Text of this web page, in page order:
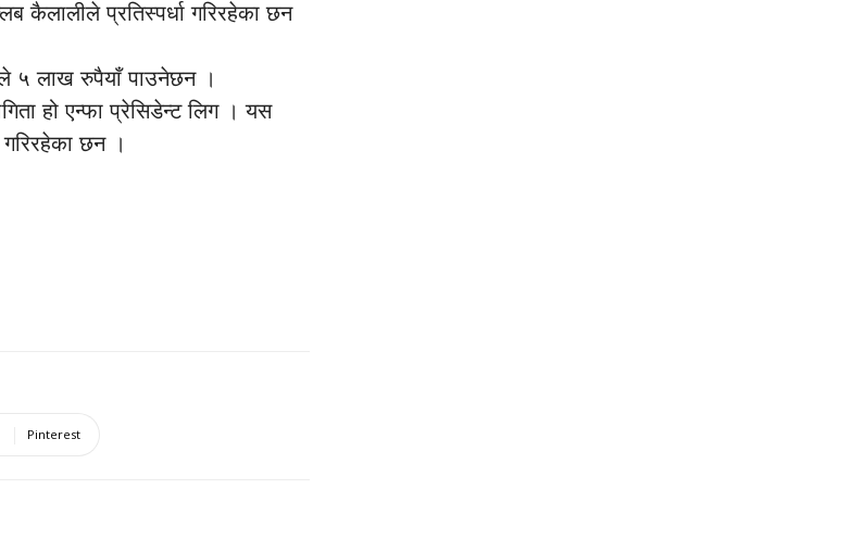
कैलालीले प्रतिस्पर्धा गरिरहेका छन
५ लाख रुपैयाँ पाउनेछन ।
हो एन्फा प्रेसिडेन्ट लिग । यस
गरिरहेका छन ।
Pinterest